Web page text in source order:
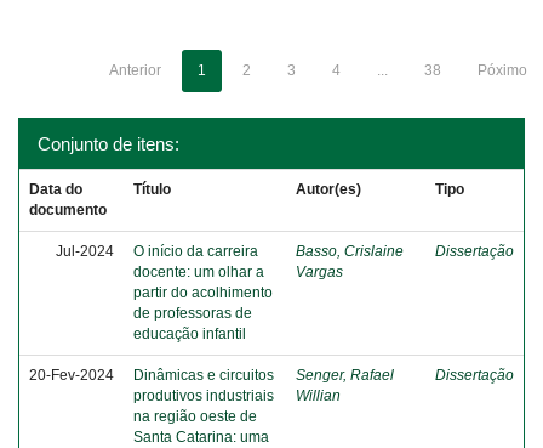
Anterior 1 2 3 4 ... 38 Póximo
Conjunto de itens:
Data do
documento
Título Autor(es) Tipo
Jul-2024
O início da carreira
docente: um olhar a
partir do acolhimento
de professoras de
educação infantil
Basso, Crislaine
Vargas
Dissertação
20-Fev-2024
Dinâmicas e circuitos
produtivos industriais
na região oeste de
Santa Catarina: uma
Senger, Rafael
Willian
Dissertação